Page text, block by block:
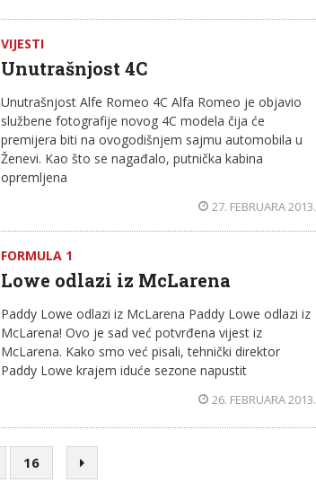
VIJESTI
Unutrašnjost 4C
Unutrašnjost Alfe Romeo 4C Alfa Romeo je objavio
službene fotografije novog 4C modela čija će
premijera biti na ovogodišnjem sajmu automobila u
Ženevi. Kao što se nagađalo, putnička kabina
opremljena
27. FEBRUARA 2013.
FORMULA 1
Lowe odlazi iz McLarena
Paddy Lowe odlazi iz McLarena Paddy Lowe odlazi iz
McLarena! Ovo je sad već potvrđena vijest iz
McLarena. Kako smo već pisali, tehnički direktor
Paddy Lowe krajem iduće sezone napustit
26. FEBRUARA 2013.
16